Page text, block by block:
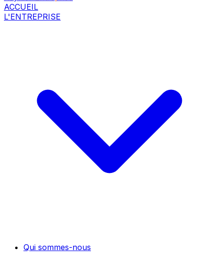
ACCUEIL
L'ENTREPRISE
Qui sommes-nous